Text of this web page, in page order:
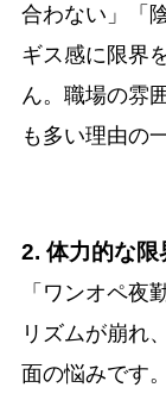
合わない」「
ギス感に限界
ん。職場の雰
も多い理由の
2. 体力的な限
「ワンオペ夜
リズムが崩れ
面の悩みです